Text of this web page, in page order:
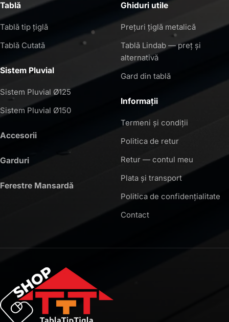
Tablă
Tablă tip țiglă
Tablă Cutată
Sistem Pluvial
Sistem Pluvial Ø125
Sistem Pluvial Ø150
Accesorii
Garduri
Ferestre Mansardă
Ghiduri utile
Prețuri țiglă metalică
Tablă Lindab — preț și
alternativă
Gard din tablă
Informații
Termeni și condiții
Politica de retur
Retur — contul meu
Plata și transport
Politica de confidențialitate
Contact